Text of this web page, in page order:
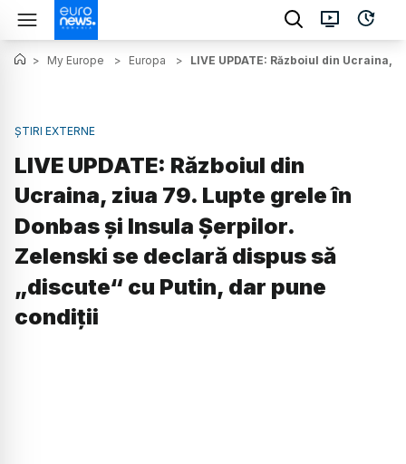
> My Europe > Europa > LIVE UPDATE: Războiul din
ȘTIRI EXTERNE
LIVE UPDATE: Războiul din
Ucraina, ziua 79. Lupte grele în
Donbas și Insula Șerpilor.
Zelenski se declară dispus să
„discute“ cu Putin, dar pune
condiții